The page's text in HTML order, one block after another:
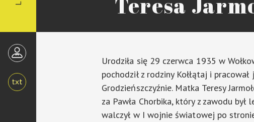
Urodziła się 29 czerwca 1935 w
pochodził z rodziny Kołłątaj i
Grodzieńszczyźnie. Matka Teresy
za Pawła Chorbika, który z zawodu był
walczył w I wojnie światowej po